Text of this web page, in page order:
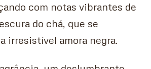
com notas vibrantes de
do chá, que se
irresistível amora negra.